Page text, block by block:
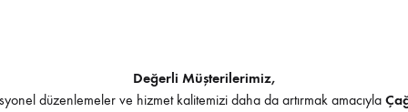
– Dumanlı AntikDeğerli Müşterilerimiz,
düzenlemeler ve hizmet kalitemizi daha da artırmak amacıyla